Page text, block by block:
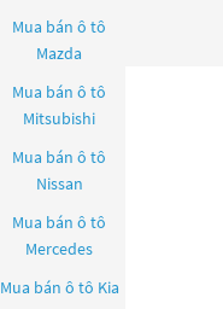
Mua bán ô tô
Mazda
Mua bán ô tô
Mitsubishi
Mua bán ô tô
Nissan
Mua bán ô tô
Mercedes
Mua bán ô tô Kia